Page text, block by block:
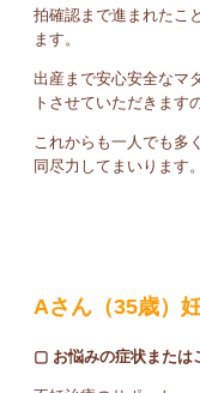
拍確認まで進まれたこ
ます。
出産まで安心安全なマ
トさせていただきます
これからも一人でも多
同尽力してまいります。
Aさん（35歳）
▢ お悩みの症状または